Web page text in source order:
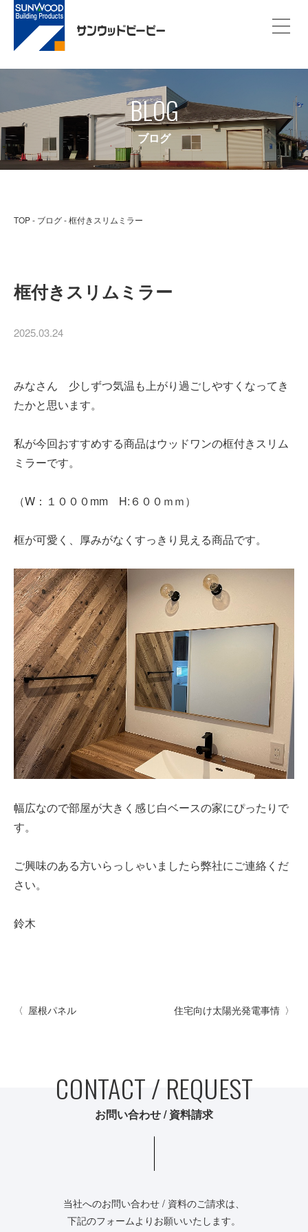
建築資材
建築サポート
大型パネル事業
ソーラー
シロアリ/リフォーム
BLOG
ブログ
TOP ブログ 框付きスリムミラー
框付きスリムミラー
2025.03.24
みなさん 少しずつ気温も上がり過ごしやすくなってき
たかと思います。
私が今回おすすめする商品はウッドワンの框付きスリム
ミラーです。
（W：１０００mm H:６００ｍｍ）
框が可愛く、厚みがなくすっきり見える商品です。
幅広なので部屋が大きく感じ白ベースの家にぴったりで
す。
ご興味のある方いらっしゃいましたら弊社にご連絡くだ
さい。
鈴木
屋根パネル 住宅向け太陽光発電事情
CONTACT / REQUEST
お問い合わせ / 資料請求
当社へのお問い合わせ / 資料のご請求は、
下記のフォームよりお願いいたします。